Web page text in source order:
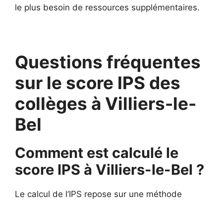
le plus besoin de ressources supplémentaires.
Questions fréquentes
sur le score IPS des
collèges à Villiers-le-
Bel
Comment est calculé le
score IPS à Villiers-le-Bel ?
Le calcul de l’IPS repose sur une méthode